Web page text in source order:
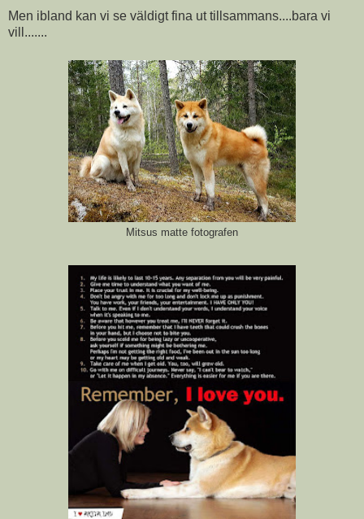
Men ibland kan vi se väldigt fina ut tillsammans....bara vi
vill.......
Mitsus matte fotografen